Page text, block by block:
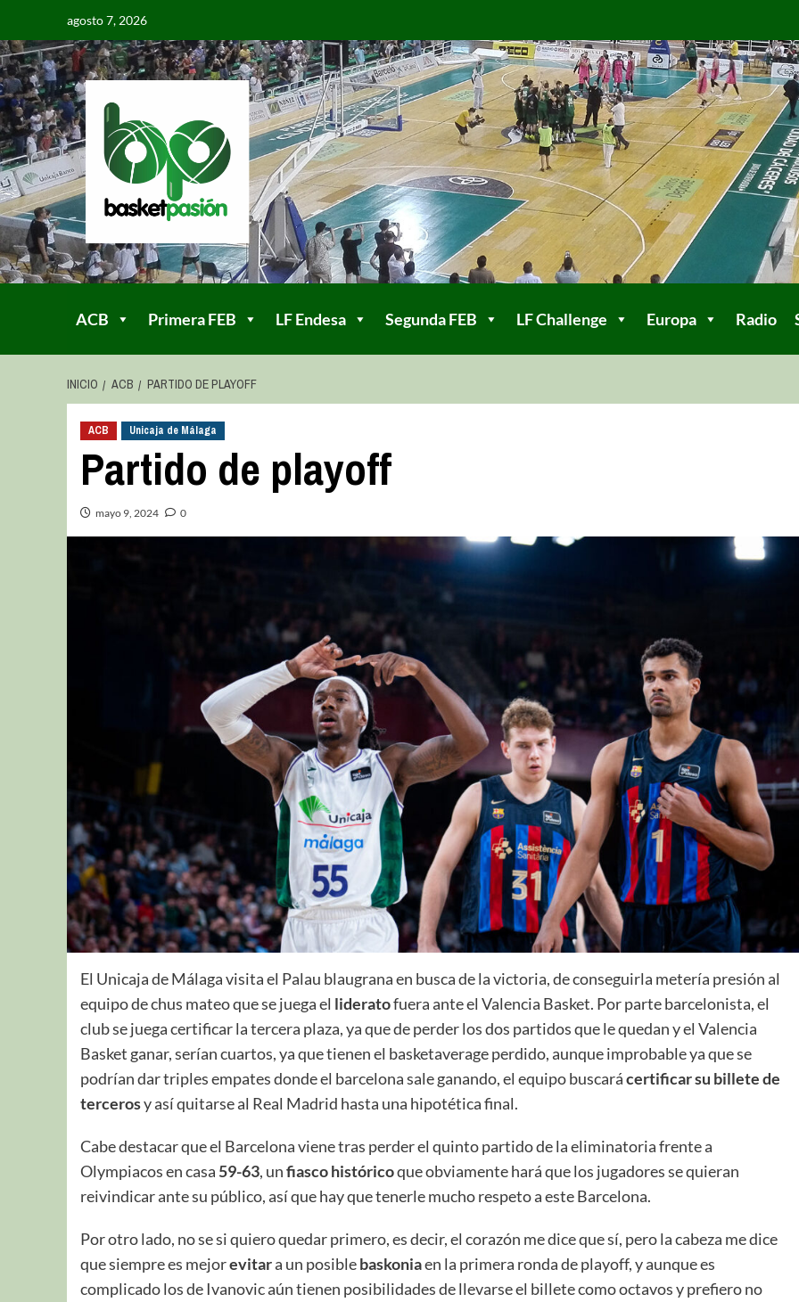
agosto 7, 2026
ACB Primera FEB LF Endesa Segunda FEB LF Challenge Europa Radio
INICIO ACB PARTIDO DE PLAYOFF
ACB Unicaja de Málaga
Partido de playoff
mayo 9, 2024 0
El Unicaja de Málaga visita el Palau blaugrana en busca de la victoria, de conseguirla metería presión al
equipo de chus mateo que se juega el lideratofuera ante el Valencia Basket. Por parte barcelonista, el
club se juega certificar la tercera plaza, ya que de perder los dos partidos que le quedan y el Valencia
Basket ganar, serían cuartos, ya que tienen el basketaverage perdido, aunque improbable ya que se
podrían dar triples empates donde el barcelona sale ganando, el equipo buscarácertificar su billete de
tercerosy así quitarse al Real Madrid hasta una hipotética final.
Cabe destacar que el Barcelona viene tras perder el quinto partido de la eliminatoria frente a
Olympiacos en casa 59-63, unfiasco históricoque obviamente hará que los jugadores se quieran
reivindicar ante su público, así que hay que tenerle mucho respeto a este Barcelona.
Por otro lado, no se si quiero quedar primero, es decir, el corazón me dice que sí, pero la cabeza me dice
que siempre es mejorevitara un posiblebaskoniaen la primera ronda de playoff, y aunque es
complicado los de Ivanovic aún tienen posibilidades de llevarse el billete como octavos y prefiero no
La entrevista bTactic
La entrevista bTactic
mayo 7, 2026
Nos hacemos mayores. Vamos creciendo. Tanto así
que el próximo 20 de mayo celebramos nuestro
cuarto cumpleaños. Y todo crecimiento conlleva
sus cambios. Cambio que...
Leer más